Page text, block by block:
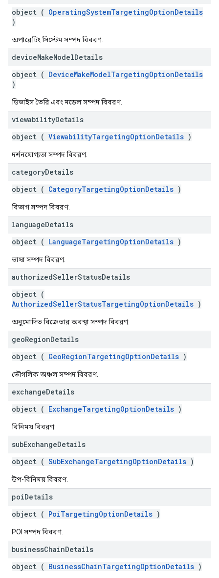
object ( OperatingSystemTargetingOptionDetails
)
অপারেটিং সিস্টেম সম্পদ বিবরণ.
deviceMakeModelDetails
object ( DeviceMakeModelTargetingOptionDetails
)
ডিভাইস তৈরি এবং মডেল সম্পদ বিবরণ.
viewabilityDetails
object ( ViewabilityTargetingOptionDetails )
দর্শনযোগ্যতা সম্পদ বিবরণ.
categoryDetails
object ( CategoryTargetingOptionDetails )
বিভাগ সম্পদ বিবরণ.
languageDetails
object ( LanguageTargetingOptionDetails )
ভাষা সম্পদ বিবরণ.
authorizedSellerStatusDetails
object (
AuthorizedSellerStatusTargetingOptionDetails )
অনুমোদিত বিক্রেতার অবস্থা সম্পদ বিবরণ.
geoRegionDetails
object ( GeoRegionTargetingOptionDetails )
ভৌগলিক অঞ্চল সম্পদ বিবরণ.
exchangeDetails
object ( ExchangeTargetingOptionDetails )
বিনিময় বিবরণ.
subExchangeDetails
object ( SubExchangeTargetingOptionDetails )
উপ-বিনিময় বিবরণ.
poiDetails
object ( PoiTargetingOptionDetails )
POI সম্পদ বিবরণ.
businessChainDetails
object ( BusinessChainTargetingOptionDetails )